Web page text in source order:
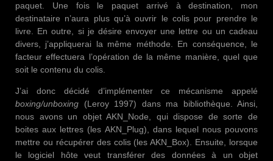
paquet. Une fois le paquet arrivé à destination, mon
destinataire n’aura plus qu’à ouvrir le colis pour prendre le
livre. En outre, si je désire envoyer une lettre ou un cadeau
divers, j’appliquerai la même méthode. En conséquence, le
facteur effectuera l’opération de la même manière, quel que
soit le contenu du colis.
J’ai donc décidé d’implémenter ce mécanisme appelé
boxing/unboxing (Leroy 1997) dans ma bibliothèque. Ainsi,
nous avons un objet AKN_Node, qui dispose de sorte de
boites aux lettres (les AKN_Plug), dans lequel nous pouvons
mettre ou récupérer des colis (les AKN_Box). Ensuite, lorsque
le logiciel hôte veut transférer des données à un objet